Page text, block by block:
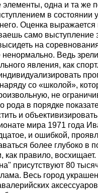
элементы, одна и та же
в состоянии
Оценка
само выступление
на
ненормально. Ведь
явления, как
со «школой»,
не
рода в порядке
и
мира 1971 года
и ошибкой,
более глубоко в
как правило,
присутствуют 80
Весь город